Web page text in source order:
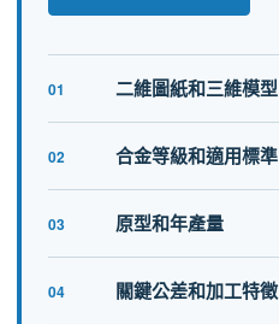
01 二維圖紙和三維模型
02 合金等級和適用標準
03 原型和年產量
04 關鍵公差和加工特徵